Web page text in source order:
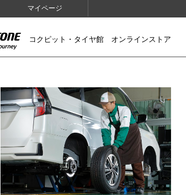
マイページ
コクピット・タイヤ館 オンラインストア
IMAGES